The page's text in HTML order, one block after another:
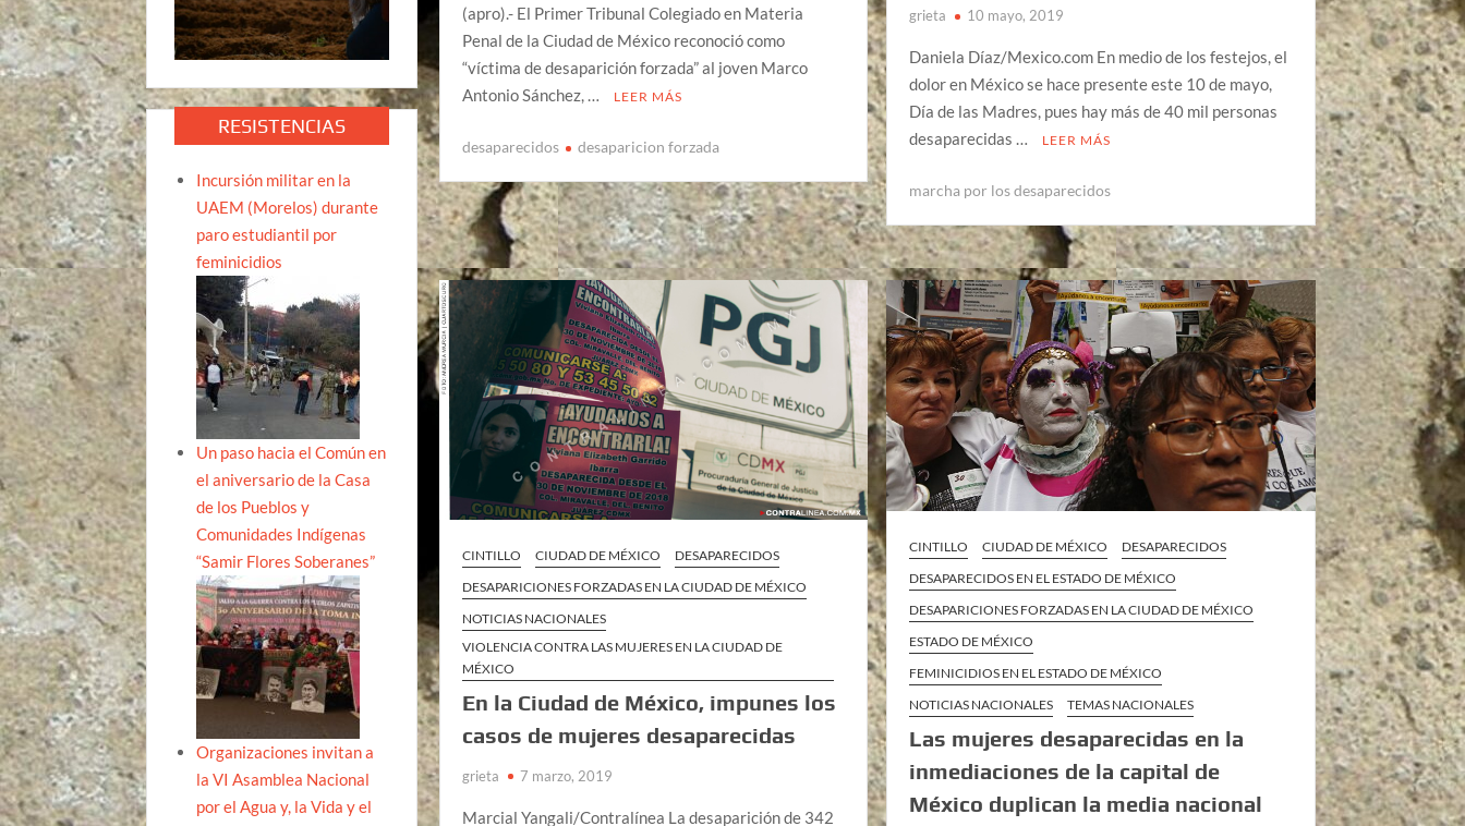
(apro).- El Primer Tribunal Colegiado en Materia
Penal de la Ciudad de México reconoció como
“víctima de desaparición forzada” al joven Marco
Antonio Sánchez, …
LEER MÁS
desaparecidos desaparicion forzada
grieta 10 mayo, 2019
Daniela Díaz/Mexico.com En medio de los festejos, el
dolor en México se hace presente este 10 de mayo,
Día de las Madres, pues hay más de 40 mil personas
desaparecidas …
LEER MÁS
marcha por los desaparecidos
CINTILLO CIUDAD DE MÉXICO
DESAPARECIDOS
DESAPARICIONES FORZADAS EN LA CIUDAD DE MÉXICO
NOTICIAS NACIONALES
VIOLENCIA CONTRA LAS MUJERES EN LA CIUDAD DE
MÉXICO
En la Ciudad de México, impunes los
casos de mujeres desaparecidas
grieta 7 marzo, 2019
Marcial Yangali/Contralínea La desaparición de 342
CINTILLO CIUDAD DE MÉXICO
DESAPARECIDOS
DESAPARECIDOS EN EL ESTADO DE MÉXICO
DESAPARICIONES FORZADAS EN LA CIUDAD DE MÉXICO
ESTADO DE MÉXICO
FEMINICIDIOS EN EL ESTADO DE MÉXICO
NOTICIAS NACIONALES
TEMAS NACIONALES
Las mujeres desaparecidas en la
inmediaciones de la capital de
México duplican la media nacional
RESISTENCIAS
Incursión militar en la
UAEM (Morelos) durante
paro estudiantil por
feminicidios
Un paso hacia el Común en
el aniversario de la Casa
de los Pueblos y
Comunidades Indígenas
“Samir Flores Soberanes”
Organizaciones invitan a
la VI Asamblea Nacional
por el Agua y, la Vida y el